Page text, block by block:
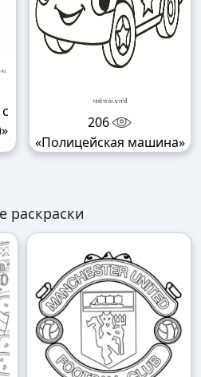
206
«Полицейская машина»
раскраски